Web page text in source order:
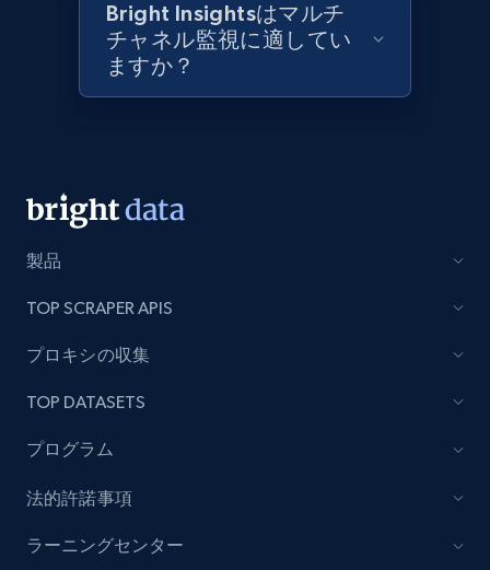
Best Buy products
URL, Product id, Title, Images, Final price,
Currency, Discount, Initial price, and more.
products using specified keywords
URL, Product id, Title, Images, Final price,
Lowes.com
Model number, Gtin ean pn, Product name, and
Bright Insightsはマルチ
チャネル監視に適してい
ますか？
製品
TOP SCRAPER APIS
プロキシの収集
TOP DATASETS
プログラム
法的許諾事項
ラーニングセンター